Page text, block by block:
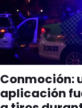
Conmoción:
aplicación